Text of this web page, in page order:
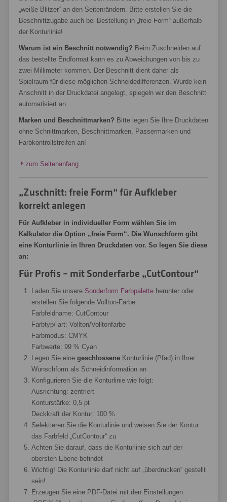
„weiße Blitzer“ an den Seitenrändern. Bitte erstellen Sie die
Beschnittzugabe auch bei Bestellung in „freie Form“ außerhalb
der Konturlinie!
Warum ist ein Beschnitt notwendig? Beim Zuschneiden auf
das bestellte Endformat kann es zu Abweichungen von bis zu
zwei Millimeter kommen. Der Beschnitt dient daher als
Spielraum für diese möglichen Schneidedifferenzen. Wurde kein
Anschnitt in der Druckdatei angelegt, spiegeln wir den Beschnitt
automatisiert an.
Marken und Beschnittmarken? Bitte legen Sie Ihre Druckdaten
ohne Schnittmarken, Beschnittmarken, Passermarken und
Farbkontrollstreifen an!
zum Seitenanfang
„Zuschnitt: freie Form“ für Aufkleber
korrekt anlegen
Für Aufkleber in individueller Form wählen Sie im
Kalkulator die Option „freie Form“. Die Wunschform gibt
eine Konturlinie in Ihren Druckdaten vor. So legen Sie diese
an:
Für Profis – mit Sonderfarbe „CutContour“
Laden Sie unsere Sonderform Farbpalette herunter oder
erstellen Sie folgende Vollton-Farbe:
Farbfeldname: CutContour
Farbtyp/-art: Vollton/Volltonfarbe
Farbmodus: CMYK
Farbwerte: 99 % Cyan
Legen Sie eine geschlossene Konturlinie (Pfad) in Ihrer
Wunschform als Schneidinformation an
Konfigurieren Sie die Konturlinie wie folgt:
Ausrichtung: zentriert
Konturstärke: 0,5 pt
Deckkraft der Kontur: 100 %
Selektieren Sie die Konturlinie und weisen Sie der Kontur
das Farbfeld „CutContour“ zu
Achten Sie darauf, dass die Konturlinie sich auf der
obersten Ebene befindet
Wichtig! Die Konturlinie darf nicht auf „überdrucken“ gestellt
sein!
Erzeugen Sie eine PDF-Datei mit den Einstellungen